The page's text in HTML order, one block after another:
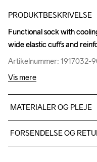
PRODUKTBESKRIVELSE
Functional sock with
wide elastic cuffs and
Artikelnummer: 1917032-
Functional sock with
wide elastic cuffs and
Artikelnummer: 1917032-
Vis mere
MATERIALER OG PLEJE
FORSENDELSE OG